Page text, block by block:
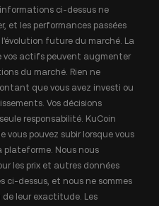
ci-dessus ne
et les performances passées
future du marché. La
vos actifs peuvent augmenter
du marché. Rien ne
que vous avez investi ou
Vos décisions
responsabilité. KuCoin
vous pouvez subir lorsque vous
plateforme. Nous nous
les prix et autres données
ci-dessus, et nous ne sommes
de leur exactitude. Les